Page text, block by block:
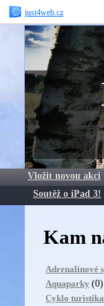
just4web.cz
Vložit novou akci
Soutěž o iPad 3!
Kam
Adrenalinové
Aquaparky (0)
Cyklo turistika